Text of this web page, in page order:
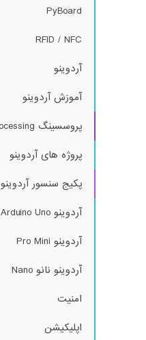
PyBoard
RFID / NFC
آردوینو
آموزش آردوینو
پروسسینگ Processing
پروژه های آردوینو
پکیج سنسور آردوینو
آردوینو Arduino Uno
آردوینو Pro Mini
آردوینو نانو Nano
امنیت
اپلیکیشن